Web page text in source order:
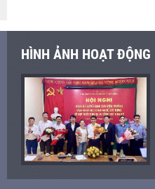
HÌNH ẢNH HOẠT ĐỘNG